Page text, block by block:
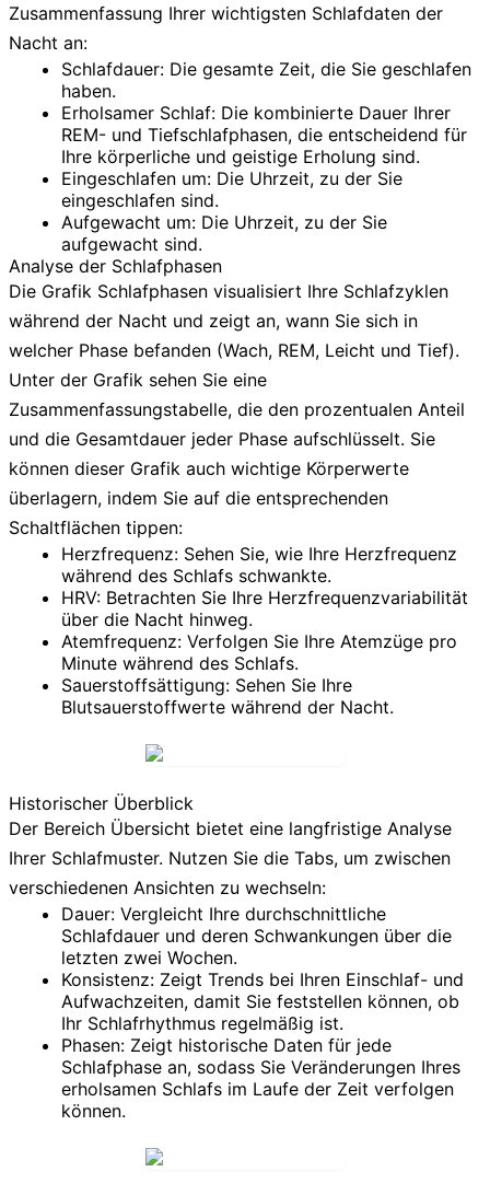
Zusammenfassung Ihrer wichtigsten Schlafdaten der
Nacht an:
Schlafdauer: Die gesamte Zeit, die Sie geschlafen
haben.
Erholsamer Schlaf: Die kombinierte Dauer Ihrer
REM- und Tiefschlafphasen, die entscheidend für
Ihre körperliche und geistige Erholung sind.
Eingeschlafen um: Die Uhrzeit, zu der Sie
eingeschlafen sind.
Aufgewacht um: Die Uhrzeit, zu der Sie
aufgewacht sind.
Analyse der Schlafphasen
Die Grafik Schlafphasen visualisiert Ihre Schlafzyklen
während der Nacht und zeigt an, wann Sie sich in
welcher Phase befanden (Wach, REM, Leicht und Tief).
Unter der Grafik sehen Sie eine
Zusammenfassungstabelle, die den prozentualen Anteil
und die Gesamtdauer jeder Phase aufschlüsselt. Sie
können dieser Grafik auch wichtige Körperwerte
überlagern, indem Sie auf die entsprechenden
Schaltflächen tippen:
Herzfrequenz: Sehen Sie, wie Ihre Herzfrequenz
während des Schlafs schwankte.
HRV: Betrachten Sie Ihre Herzfrequenzvariabilität
über die Nacht hinweg.
Atemfrequenz: Verfolgen Sie Ihre Atemzüge pro
Minute während des Schlafs.
Sauerstoffsättigung: Sehen Sie Ihre
Blutsauerstoffwerte während der Nacht.
Historischer Überblick
Der Bereich Übersicht bietet eine langfristige Analyse
Ihrer Schlafmuster. Nutzen Sie die Tabs, um zwischen
verschiedenen Ansichten zu wechseln:
Dauer: Vergleicht Ihre durchschnittliche
Schlafdauer und deren Schwankungen über die
letzten zwei Wochen.
Konsistenz: Zeigt Trends bei Ihren Einschlaf- und
Aufwachzeiten, damit Sie feststellen können, ob
Ihr Schlafrhythmus regelmäßig ist.
Phasen: Zeigt historische Daten für jede
Schlafphase an, sodass Sie Veränderungen Ihres
erholsamen Schlafs im Laufe der Zeit verfolgen
können.